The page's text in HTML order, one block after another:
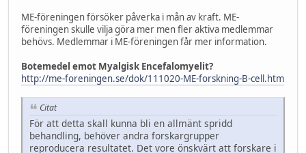
ME-föreningen försöker påverka i mån av kraft. ME-
föreningen skulle vilja göra mer men fler aktiva medlemmar
behövs. Medlemmar i ME-föreningen får mer information.
Botemedel emot Myalgisk Encefalomyelit?
http://me-foreningen.se/dok/111020-ME-forskning-B-cell.htm
Citat
För att detta skall kunna bli en allmänt spridd
behandling, behöver andra forskargrupper
reproducera resultatet. Det vore önskvärt att forskare i